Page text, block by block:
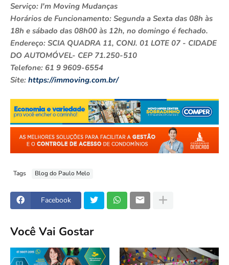
Serviço: I'm Moving Mudanças
Horários de Funcionamento: Segunda a Sexta das 08h às
18h e sábado das 08h00 às 12h, no domingo é fechado.
Endereço: SCIA QUADRA 11, CONJ. 01 LOTE 07 - CIDADE
DO AUTOMÓVEL- CEP 71.250-510
Telefone: 61 9 9609-6554
Site: https://immoving.com.br/
Tags Blog do Paulo Melo
Facebook
Você Vai Gostar